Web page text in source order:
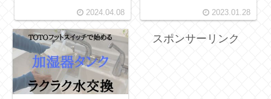
2024.04.08 2023.01.28
スポンサーリンク